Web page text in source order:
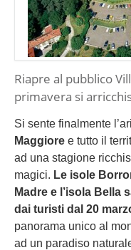
Riapre al pubblico
primavera si
Si sente finalmente
Maggiore e tutto il
ad una stagione
magici. Le isole
Madre e l’isola
dai turisti dal 20
panorama unico al
ad un paradiso